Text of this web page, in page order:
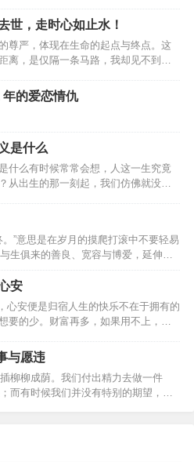
度变化。男友对婚礼完全不上心，她
意，自己挑起了全部的担子，制作请
人的独角戏。 事实上，最后的婚礼，…
有上大学，跟着老家一个亲戚在郑州
过几年的学习，我的技术算是一名三
。后来我在南四环一个小饭店里打
就是炒热菜、拌凉菜和大盘鸡。饭店
老板平时给我打打下手，忙起来也比
一个月给我6500元的工资，整体上还
世，走时心如止水！
尊严，体现在生命的起点与终点。这
离，是仅隔一条马路，我却见不到
你在一座城市，相距不过一碗饭的距
路这边的小区，你在马路那边的高
日，芜湖鹰都花苑小区内，一对老夫妻
后，才被闻到异味的邻居发现。生
妻养育两个儿子一个女儿，有着体面
业：老爷子是重点中学的老师，患有
的爱恋情仇
是什么
什么有时候常常会想，人这一生究竟
从出生的那一刻起，我们仿佛就没有
只知道盲目地赶路。小时候为了学业
年后成家立业压力山大。一生都在忙
家庭，为了亲人，拼命挣钱，为了碎
波，然而到最后，大家还都会老去、
在这整个的生命轨迹中，我们还会不
衰老、爱别离、怨长久、求不得、放
无奈与辛酸。得到了还要失去，顿感
所有的生命最终还要消失，那我们为
”意思是在岁月的摸爬打滚中不要轻易
生俱来的善良、宽容与博爱，延伸开
应该坚守理想。但是，现实的状况往
样东西，就拥有了幸福；也许你原本
活就变得圆满；也许你原本觉得你现
要的全部。然而，事实却往往不是这
不自觉地开始思考：我要的仅仅只有
变了，变得贪婪或者是刻薄，变得
安
心安便是归宿人生的快乐不在于拥有的
要的少。财富再多，如果用不上，也
，需要多少，然后再去追求。有目的
比无目的地获取能给人们更大的幸福
意义在于让别人快乐人生的真正意义不
在于质量。人生的质量不在于拥有多
为别人需要的人，让自己在别人的人
位置，生命才算是真正的精彩。3 无限
与愿违
柳柳成荫。我们付出精力去做一件
而有时候我们并没有特别的期望，却
年人该有的通透。01事与愿违，本是
事十有八九，常想一二，不思八九，